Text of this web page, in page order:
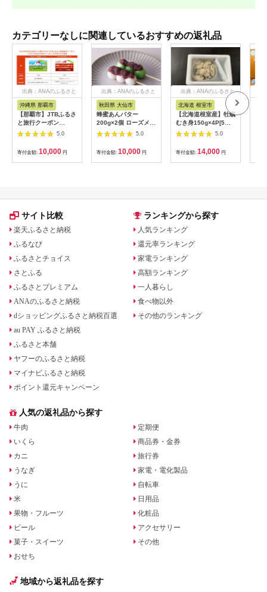
カテゴリーなしに関連しているおすすめの返礼品
出典：ANAのふるさと
沖縄県 那覇市
【那覇市】JTBふるさ
と旅行クーポン
（3,000円分）有効期
間3年（Eメール発
行）｜旅行 トラベル
予約 国内旅行 JTB 宿
泊 観光 体験 旅行券
人気 おすすめ 旅行ク
ン ネット予約 電話 有
5.0
寄付金額: 10,000 円
出典：ANAのふるさと
秋田県 大仙市
蜂蜜あんバター
200g×2個 ローズメイ
[あんバター はちみ
つ 発酵バター あん
こ 水あめ不使用 秋
田県 大仙市]
5.0
寄付金額: 10,000 円
出典：ANAのふるさと
納税
北海道 根室市
【北海道根室産】牡蠣
むき身150g×4P[5月
下旬以降発送] A-
5.0
寄付金額: 14,000 円
サイト比較
楽天ふるさと納税
ふるなび
ふるさとチョイス
さとふる
ふるさとプレミアム
ANAのふるさと納税
dショッピングふるさと納税百選
au PAY ふるさと納税
ふるさと本舗
ヤフーのふるさと納税
マイナビふるさと納税
ポイント還元キャンペーン
ランキングから探す
人気ランキング
還元率ランキング
家電ランキング
高額ランキング
一人暮らし
食べ物以外
その他のランキング
人気の返礼品から探す
牛肉
いくら
カニ
うなぎ
うに
米
果物・フルーツ
ビール
菓子・スイーツ
おせち
定期便
商品券・金券
旅行券
家電・電化製品
自転車
日用品
化粧品
アクセサリー
その他
地域から返礼品を探す